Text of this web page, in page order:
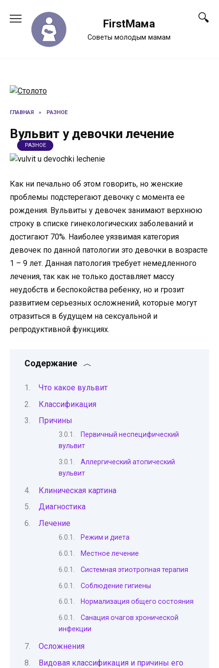
содержанию
FirstМама
Советы молодым мамам
ГЛАВНАЯ » РАЗНОЕ
Вульвит у девочки лечение
РАЗНОЕ
Как ни печально об этом говорить, но женские
проблемы подстерегают девочку с момента ее
рождения. Вульвиты у девочек занимают верхнюю
строку в списке гинекологических заболеваний и
достигают 70%. Наиболее уязвимая категория
девочек по данной патологии это девочки в возрасте
1 – 9 лет. Данная патология требует немедленного
лечения, так как не только доставляет массу
неудобств и беспокойства ребенку, но и грозит
развитием серьезных осложнений, которые могут
отразиться в будущем на сексуальной и
репродуктивной функциях.
Содержание
Что какое вульвит
Классификация
Причины
Первичный неспецифический
вульвит
Аллергический атопический
вульвит
Клиническая картина
Диагностика
Лечение
Режим и диета
Местное лечение
Системная этиотропная терапия
Соблюдение гигиены
Нормализация общего состояния
Санация очагов хронической
инфекции
Осложнения
Видовая классификация и причины его